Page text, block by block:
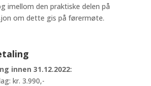
imellom den praktiske delen på
om dette gis på førermøte.
innen 31.12.2022:
kr. 3.990,-